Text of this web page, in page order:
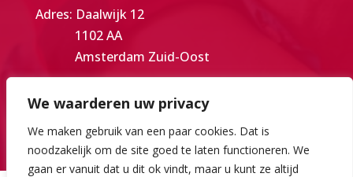
We waarderen uw privacy
We maken gebruik van een paar cookies. Dat is
noodzakelijk om de site goed te laten functioneren. We
gaan er vanuit dat u dit ok vindt, maar u kunt ze altijd
Adres: Daalwijk 12
1102 AA
Amsterdam Zuid-Oost